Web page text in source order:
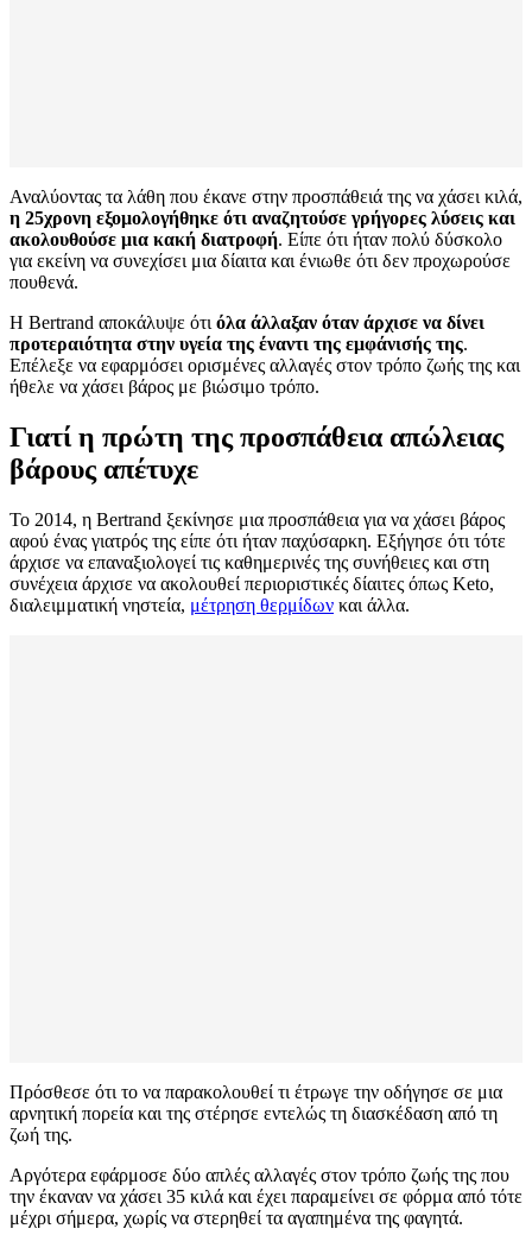
Αναλύοντας τα λάθη που έκανε στην προσπάθειά της να χάσει κιλά,
η 25χρονη εξομολογήθηκε ότι αναζητούσε γρήγορες λύσεις και
ακολουθούσε μια κακή διατροφή. Είπε ότι ήταν πολύ δύσκολο
για εκείνη να συνεχίσει μια δίαιτα και ένιωθε ότι δεν προχωρούσε
πουθενά.
Η Bertrand αποκάλυψε ότι όλα άλλαξαν όταν άρχισε να δίνει
προτεραιότητα στην υγεία της έναντι της εμφάνισής της.
Επέλεξε να εφαρμόσει ορισμένες αλλαγές στον τρόπο ζωής της και
ήθελε να χάσει βάρος με βιώσιμο τρόπο.
Γιατί η πρώτη της προσπάθεια απώλειας
βάρους απέτυχε
Το 2014, η Bertrand ξεκίνησε μια προσπάθεια για να χάσει βάρος
αφού ένας γιατρός της είπε ότι ήταν παχύσαρκη. Εξήγησε ότι τότε
άρχισε να επαναξιολογεί τις καθημερινές της συνήθειες και στη
συνέχεια άρχισε να ακολουθεί περιοριστικές δίαιτες όπως Keto,
διαλειμματική νηστεία, μέτρηση θερμίδων και άλλα.
Πρόσθεσε ότι το να παρακολουθεί τι έτρωγε την οδήγησε σε μια
αρνητική πορεία και της στέρησε εντελώς τη διασκέδαση από τη
ζωή της.
Αργότερα εφάρμοσε δύο απλές αλλαγές στον τρόπο ζωής της που
την έκαναν να χάσει 35 κιλά και έχει παραμείνει σε φόρμα από τότε
μέχρι σήμερα, χωρίς να στερηθεί τα αγαπημένα της φαγητά.